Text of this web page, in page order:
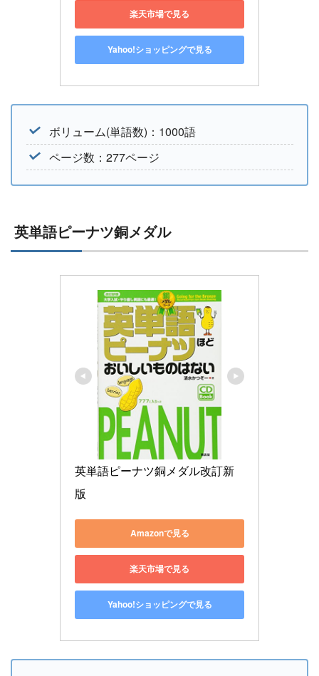
楽天市場で見る
Yahoo!ショッピングで見る
ボリューム(単語数)：1000語
ページ数：277ページ
英単語ピーナツ銅メダル
英単語ピーナツ銅メダル改訂新
版
Amazonで見る
楽天市場で見る
Yahoo!ショッピングで見る